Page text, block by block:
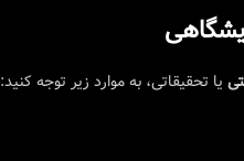
یا تحقیقاتی، به موارد زیر توجه کنید: